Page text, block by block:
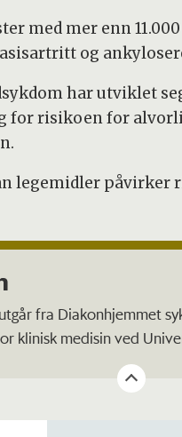
med mer enn
og
har utviklet
for risikoen for
legemidler påvirker
fra Diakonhjemmet
klinisk medisin ved